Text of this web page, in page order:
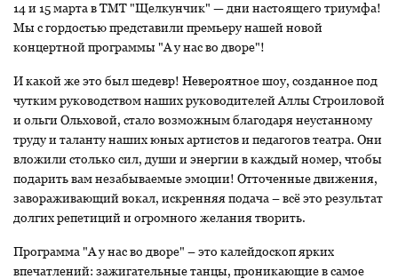
14 и 15 марта в ТМТ "Щелкунчик" — дни настоящего триумфа!
Мы с гордостью представили премьеру нашей новой
концертной программы "А у нас во дворе"!
И какой же это был шедевр! Невероятное шоу, созданное под
чутким руководством наших руководителей Аллы Строиловой
и ольги Ольховой, стало возможным благодаря неустанному
труду и таланту наших юных артистов и педагогов театра. Они
вложили столько сил, души и энергии в каждый номер, чтобы
подарить вам незабываемые эмоции! Отточенные движения,
завораживающий вокал, искренняя подача – всё это результат
долгих репетиций и огромного желания творить.
Программа "А у нас во дворе" – это калейдоскоп ярких
впечатлений: зажигательные танцы, проникающие в самое